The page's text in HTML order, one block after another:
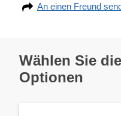
An einen Freund
Wählen Sie
Optionen